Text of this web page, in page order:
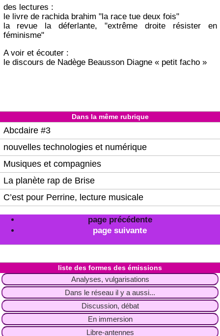
des lectures :
le livre de rachida brahim "la race tue deux fois"
la revue la déferlante, "extrême droite résister en
féminisme"
A voir et écouter :
le discours de Nadège Beausson Diagne « petit facho »
Dans la même rubrique
Abcdaire #3
nouvelles technologies et numérique
Musiques et compagnies
La planète rap de Brise
C’est pour Perrine, lecture musicale
page précédente
page suivante
liste des formes des émissions
Analyses, vulgarisations
Dans le réseau il y a aussi...
Discussion, débat
En immersion
Libre-antennes